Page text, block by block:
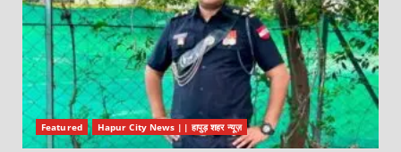
Featured Hapur City News || हापुड़ शहर न्यूज़